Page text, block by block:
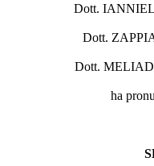
Dott.
Dott.
Dott.
ha